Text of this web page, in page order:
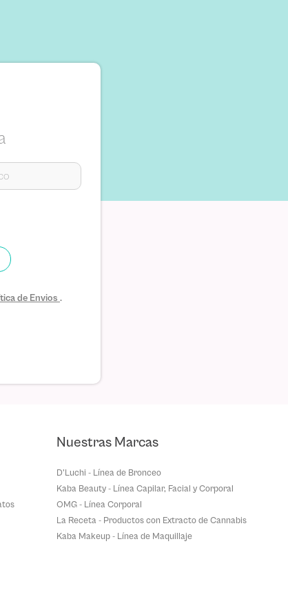
de Envios .
Nuestras Marcas
D'Luchi - Línea de Bronceo
Kaba Beauty - Línea Capilar, Facial y Corporal
OMG - Línea Corporal
La Receta - Productos con Extracto de Cannabis
Kaba Makeup - Línea de Maquillaje